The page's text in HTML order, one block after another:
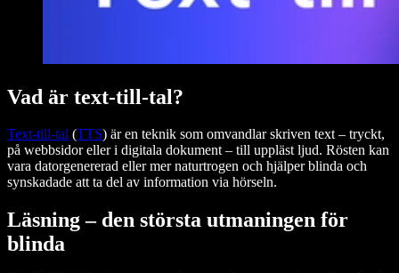
Vad är text-till-tal?
Text-till-tal (TTS) är en teknik som omvandlar skriven text – tryckt,
på webbsidor eller i digitala dokument – till uppläst ljud. Rösten kan
vara datorgenererad eller mer naturtrogen och hjälper blinda och
synskadade att ta del av information via hörseln.
Läsning – den största utmaningen för
blinda